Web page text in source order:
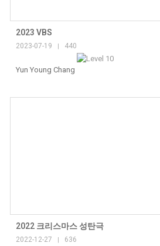
2023 VBS
2023-07-19 440
Yun Young Chang
2022 크리스마스 성탄극
2022-12-27 636